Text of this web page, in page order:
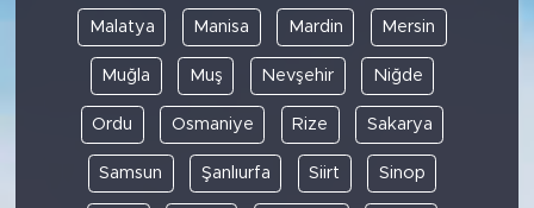
Malatya Manisa Mardin Mersin
Muğla Muş Nevşehir Niğde
Ordu Osmaniye Rize Sakarya
Samsun Şanlıurfa Siirt Sinop